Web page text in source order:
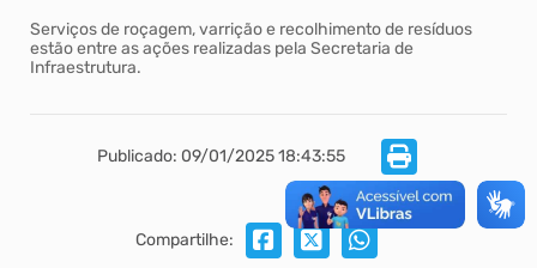
Serviços de roçagem, varrição e recolhimento de resíduos
estão entre as ações realizadas pela Secretaria de
Infraestrutura.
Publicado: 09/01/2025 18:43:55
Compartilhe: